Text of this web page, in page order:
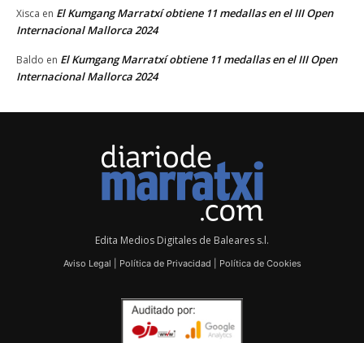
Xisca en El Kumgang Marratxí obtiene 11 medallas en el III Open
Internacional Mallorca 2024
Baldo en El Kumgang Marratxí obtiene 11 medallas en el III Open
Internacional Mallorca 2024
Edita Medios Digitales de Baleares s.l.
Aviso Legal Política de Privacidad Política de Cookies